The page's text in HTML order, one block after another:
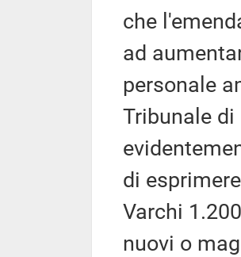
che
ad
personale
Tribunale di
di
Varchi
nuovi o